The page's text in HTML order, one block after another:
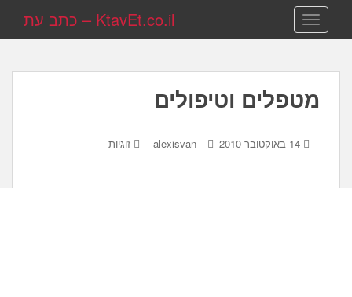
TOGGLE NAVIGATION KtavEt.co.il – כתב עת
מטפלים וטיפולים
14 באוקטובר 2010 alexisvan זוגיות